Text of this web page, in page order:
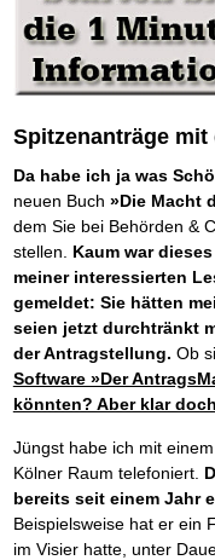
Der Finanzmanager NEU
Behalten Sie den Überblick
Platzieren Sie sich bei Google
Mental Force
Entfalten Sie Ihre geistigen
Mental Force - Hörbuch
Geistigen Kräfte, die unter die
Das Kapital Ihrer geistigen
Methoden der Lebenstechnik
Hilf Dir selbst, hilft Dir Gott
Immer den Geist zum TUN
Die Feuerkraft TIPP
Holen Sie Erfolg in Ihr Leben
Mit System zum Erfolg
Starten Sie endlich durch
Die Macht des Schuldners
Jetzt neu für Unterwegs
Der SchuldenkalkulatorNEU
Weg mit Ihren Schulden - per
Der sichere Weg aus der
Schutzwall für Hab und Gut
Schach dem
Gerichtsvollziehervorschriften
Weiße Weste durch Umzug
Das Meldesystem clever nutzen
Die Betablocker Insolvenz
Insolvenzantrag abwehren
Finanzielle Freiheit trotz
80% Ihrer Einnahmen behalten
Wie man mit Pfändungen
TV-Lehrgang: Wie man mit
Schnell und kompakt
Schach der SCHUFA FRISCH
Schnell eine saubere SCHUFA
Das richtige Post-Know-How
Frei Fahrt ohne Punkte
Kaufe doch Deine Schulden
Die geniale Lösung zum
Die Macht des Schuldners
Federleicht lebendig
Ohne Probleme clever Texten
Die Macht des Telefax NEU
Zeit & Kommunikationsgewinn
Mittel gegen Titel
Sichern Sie Einkommen und
Bekannt wie ein bunter
schnell im Internet bekannt
Schreib Dich reich SCHREIB
Vom Gedanken zum Bestseller
Spitzenanträge mit
Da habe ich ja was
neuen Buch »Die Macht
dem Sie bei Behörden &
stellen. Kaum war
meiner interessierten
gemeldet: Sie hätten
seien jetzt durchtränkt
der Antragstellung. Ob
Software »Der
könnten? Aber klar
Jüngst habe ich mit
Kölner Raum telefoniert.
bereits seit einem Jahr
Beispielsweise hat er ein
im Visier hatte, unter